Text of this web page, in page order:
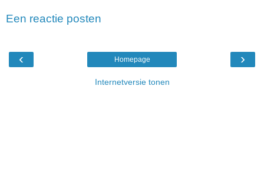
Een reactie posten
‹ ›
Homepage
Internetversie tonen